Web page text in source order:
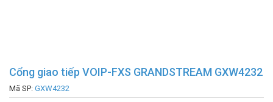
Cổng giao tiếp VOIP-FXS GRANDSTREAM GXW4232
Mã SP: GXW4232